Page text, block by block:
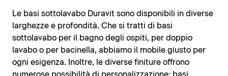
Le basi sottolavabo Duravit sono disponibili in diverse
larghezze e profondità. Che si tratti di basi
sottolavabo per il bagno degli ospiti, per doppio
lavabo o per bacinella, abbiamo il mobile giusto per
ogni esigenza. Inoltre, le diverse finiture offrono
numerose possibilità di personalizzazione: basi